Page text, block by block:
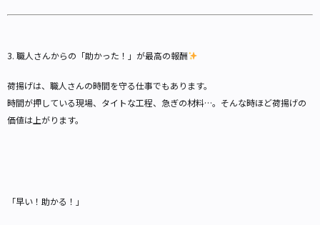
3. 職人さんからの「助かった！」が最高の報酬
荷揚げは、職人さんの時間を守る仕事でもあります。
時間が押している現場、タイトな工程、急ぎの材料…。そんな時ほど荷揚げの
価値は上がります。
「早い！助かる！」